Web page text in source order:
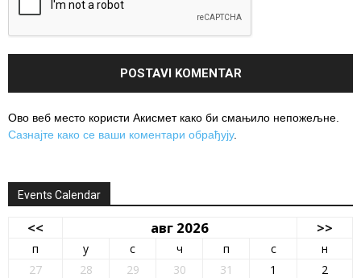
Ово веб место користи Акисмет како би смањило непожељне.
Сазнајте како се ваши коментари обрађују.
Events Calendar
<< авг 2026 >>
п у с ч п с
н
27
28 29 30 31 1
2